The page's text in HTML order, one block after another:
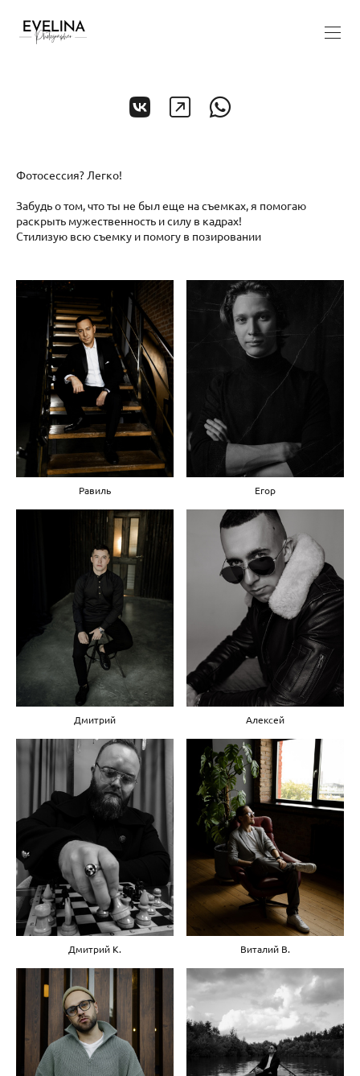
Фотосессия? Легко!
Забудь о том, что ты не был еще на съемках, я помогаю
раскрыть мужественность и силу в кадрах!
Стилизую всю съемку и помогу в позировании
Равиль Егор
Дмитрий Алексей
Дмитрий К. Виталий В.